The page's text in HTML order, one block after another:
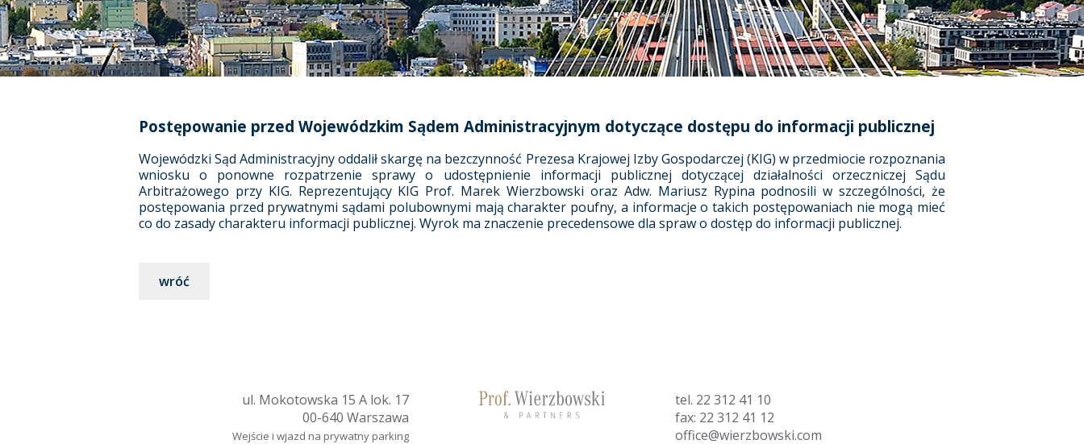
Postępowanie przed Wojewódzkim Sądem Administracyjnym dotyczące dostępu do informacji publicznej
Wojewódzki Sąd Administracyjny oddalił skargę na bezczynność Prezesa Krajowej Izby Gospodarczej (KIG) w przedmiocie rozpoznania
wniosku o ponowne rozpatrzenie sprawy o udostępnienie informacji publicznej dotyczącej działalności orzeczniczej Sądu
Arbitrażowego przy KIG. Reprezentujący KIG Prof. Marek Wierzbowski oraz Adw. Mariusz Rypina podnosili w szczególności, że
postępowania przed prywatnymi sądami polubownymi mają charakter poufny, a informacje o takich postępowaniach nie mogą mieć
co do zasady charakteru informacji publicznej. Wyrok ma znaczenie precedensowe dla spraw o dostęp do informacji publicznej.
wróć
ul. Mokotowska 15 A lok. 17
00-640 Warszawa
Wejście i wjazd na prywatny parking
tel. 22 312 41 10
fax: 22 312 41 12
office@wierzbowski.com